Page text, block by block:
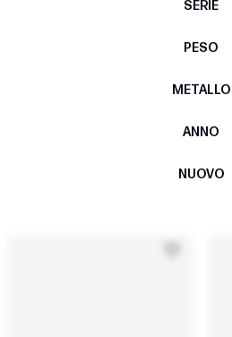
SERIE
PESO
METALLO
ANNO
NUOVO